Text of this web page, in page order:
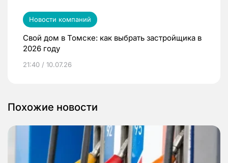
Новости компаний
Свой дом в Томске: как выбрать застройщика в
2026 году
21:40 / 10.07.26
Похожие новости